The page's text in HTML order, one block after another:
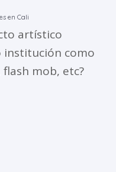
en Cali
artístico
institución como
mob, etc?